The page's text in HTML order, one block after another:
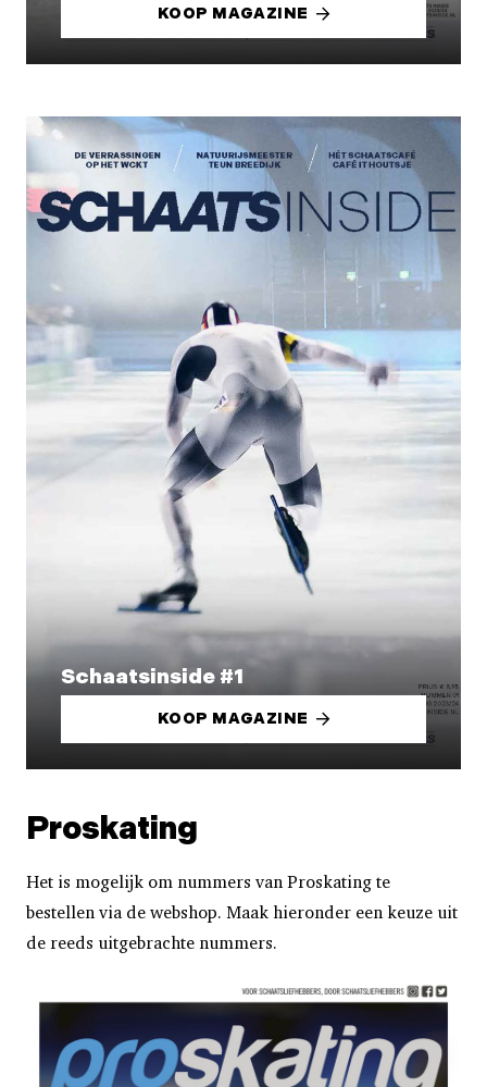
KOOP MAGAZINE
Schaatsinside #1
KOOP MAGAZINE
Proskating
Het is mogelijk om nummers van Proskating te
bestellen via de webshop. Maak hieronder een keuze uit
de reeds uitgebrachte nummers.